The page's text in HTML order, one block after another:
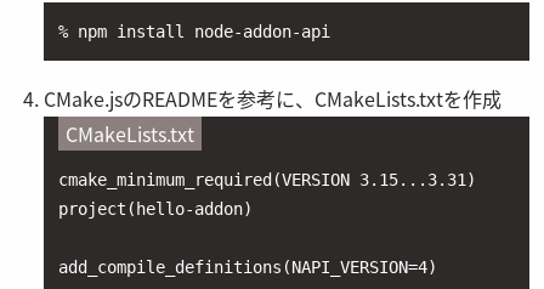
% npm install node-addon-api
CMake.jsのREADMEを参考に、CMakeLists.txtを作成
CMakeLists.txt
cmake_minimum_required(VERSION 3.15...3.31)
project(hello-addon)
add_compile_definitions(NAPI_VERSION=4)